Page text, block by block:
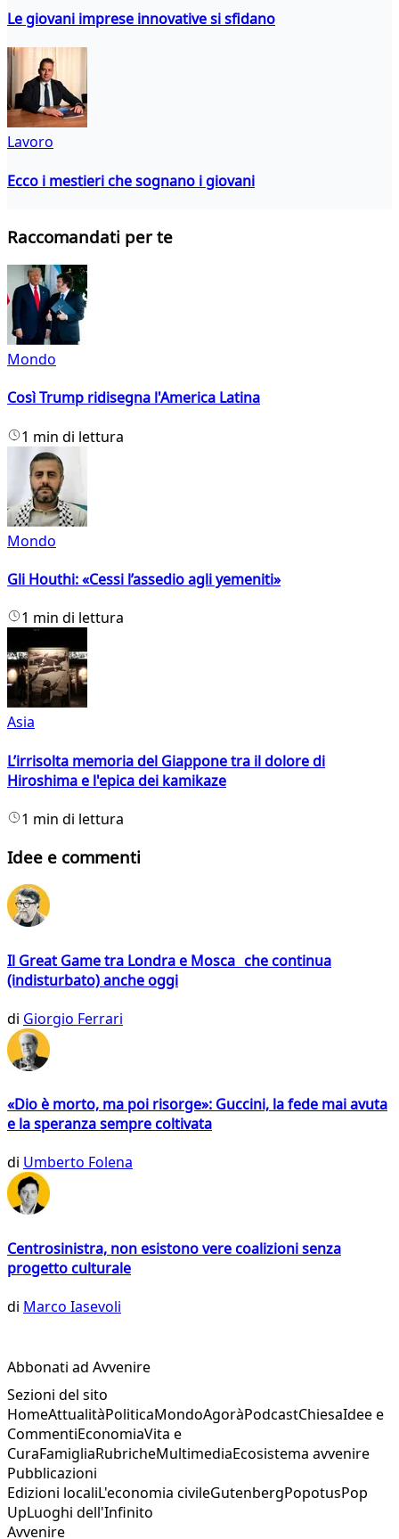
Le giovani imprese innovative si sfidano
Lavoro
Ecco i mestieri che sognano i giovani
Raccomandati per te
Mondo
Così Trump ridisegna l'America Latina
1 min di lettura
Mondo
Gli Houthi: «Cessi l’assedio agli yemeniti»
1 min di lettura
Asia
L’irrisolta memoria del Giappone tra il dolore di
Hiroshima e l'epica dei kamikaze
1 min di lettura
Idee e commenti
Il Great Game tra Londra e Mosca che continua
(indisturbato) anche oggi
di Giorgio Ferrari
«Dio è morto, ma poi risorge»: Guccini, la fede mai avuta
e la speranza sempre coltivata
di Umberto Folena
Centrosinistra, non esistono vere coalizioni senza
progetto culturale
di Marco Iasevoli
Abbonati ad Avvenire
Sezioni del sito
HomeAttualitàPoliticaMondoAgoràPodcastChiesaIdee e
CommentiEconomiaVita e
CuraFamigliaRubricheMultimediaEcosistema avvenire
Pubblicazioni
Edizioni localiL'economia civileGutenbergPopotusPop
UpLuoghi dell'Infinito
Avvenire